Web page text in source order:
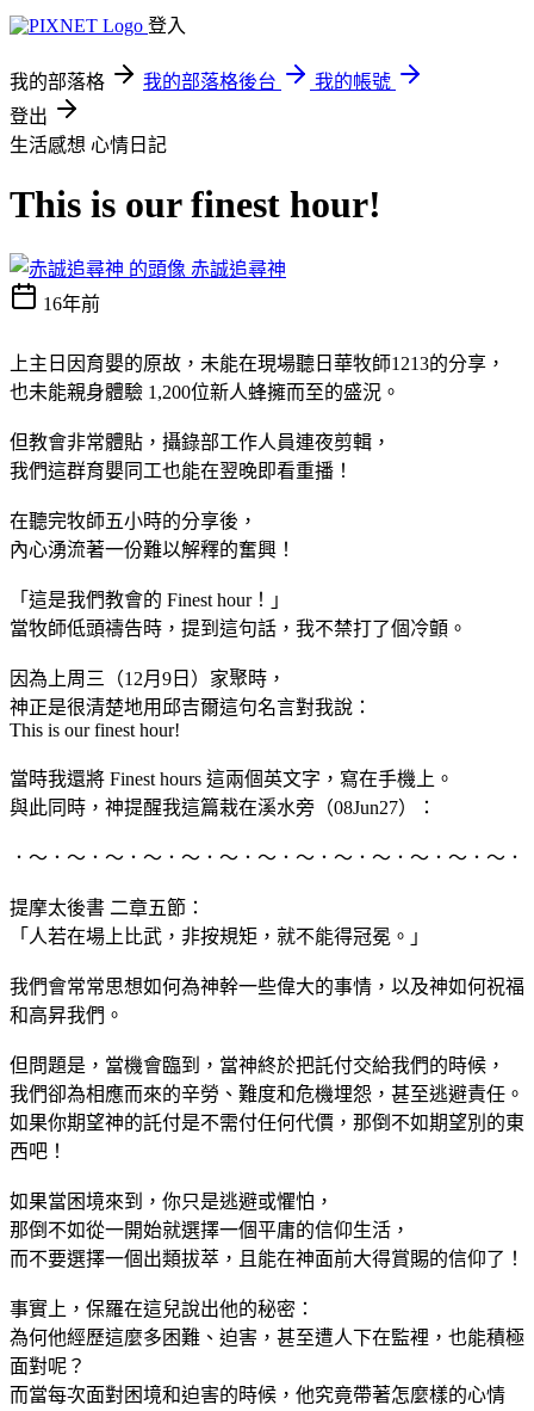
登入
我的部落格 我的部落格後台
我的帳號
登出
生活感想 心情日記
This is our finest hour!
赤誠追尋神
16年前
上主日因育嬰的原故，未能在現場聽日華牧師1213的分享，
也未能親身體驗 1,200位新人蜂擁而至的盛況。
但教會非常體貼，攝錄部工作人員連夜剪輯，
我們這群育嬰同工也能在翌晚即看重播！
在聽完牧師五小時的分享後，
內心湧流著一份難以解釋的奮興！
「這是我們教會的 Finest hour！」
當牧師低頭禱告時，提到這句話，我不禁打了個冷顫。
因為上周三（12月9日）家聚時，
神正是很清楚地用邱吉爾這句名言對我說：
This is our finest hour!
當時我還將 Finest hours 這兩個英文字，寫在手機上。
與此同時，神提醒我這篇栽在溪水旁（08Jun27）：
．～．～．～．～．～．～．～．～．～．～．～．～．～．
提摩太後書 二章五節：
「人若在場上比武，非按規矩，就不能得冠冕。」
我們會常常思想如何為神幹一些偉大的事情，以及神如何祝福
和高昇我們。
但問題是，當機會臨到，當神終於把託付交給我們的時候，
我們卻為相應而來的辛勞、難度和危機埋怨，甚至逃避責任。
如果你期望神的託付是不需付任何代價，那倒不如期望別的東
西吧！
如果當困境來到，你只是逃避或懼怕，
那倒不如從一開始就選擇一個平庸的信仰生活，
而不要選擇一個出類拔萃，且能在神面前大得賞賜的信仰了！
事實上，保羅在這兒說出他的秘密：
為何他經歷這麼多困難、迫害，甚至遭人下在監裡，也能積極
面對呢？
而當每次面對困境和迫害的時候，他究竟帶著怎麼樣的心情